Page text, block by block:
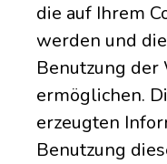
die auf Ihrem
werden und
Benutzung der
ermöglichen.
erzeugten
Benutzung